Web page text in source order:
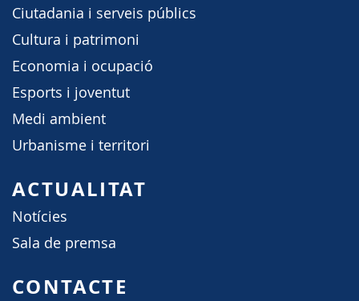
Ciutadania i serveis públics
Cultura i patrimoni
Economia i ocupació
Esports i joventut
Medi ambient
Urbanisme i territori
ACTUALITAT
Notícies
Sala de premsa
CONTACTE